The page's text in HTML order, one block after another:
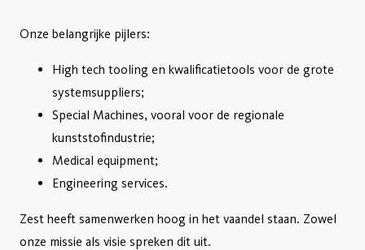
Onze belangrijke pijlers:
High tech tooling en kwalificatietools voor de grote
systemsuppliers;
Special Machines, vooral voor de regionale
kunststofindustrie;
Medical equipment;
Engineering services.
Zest heeft samenwerken hoog in het vaandel staan. Zowel
onze missie als visie spreken dit uit.